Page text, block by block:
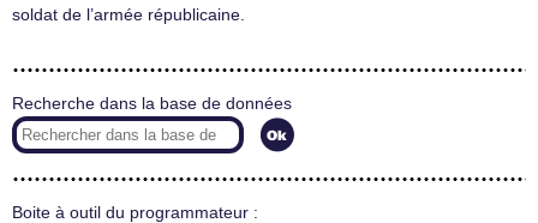
soldat de l’armée républicaine.
Recherche dans la base de données
Boite à outil du programmateur :